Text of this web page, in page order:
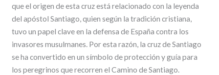
que el origen de esta cruz está relacionado con la leyenda
del apóstol Santiago, quien según la tradición cristiana,
tuvo un papel clave en la defensa de España contra los
invasores musulmanes. Por esta razón, la cruz de Santiago
se ha convertido en un símbolo de protección y guía para
los peregrinos que recorren el Camino de Santiago.